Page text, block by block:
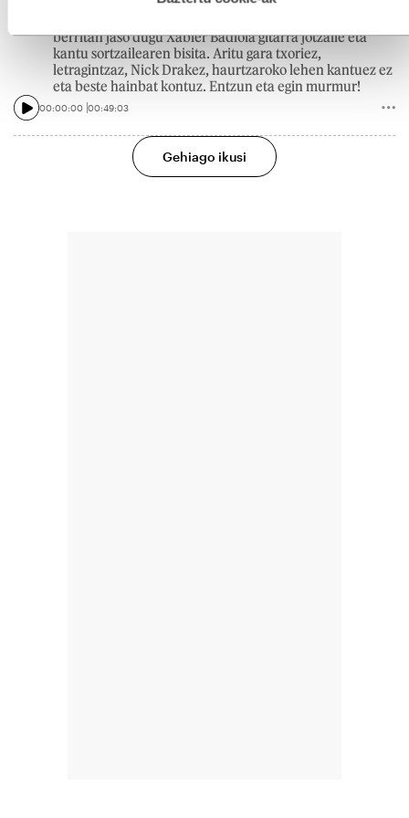
2026KO MAIATZAREN 7A
berritan jaso dugu Xabier Badiola gitarra jotzaile eta
kantu sortzailearen bisita. Aritu gara txoriez,
letragintzaz, Nick Drakez, haurtzaroko lehen kantuez ez
eta beste hainbat kontuz. Entzun eta egin murmur!
00:00:00 00:49:03
Gehiago ikusi